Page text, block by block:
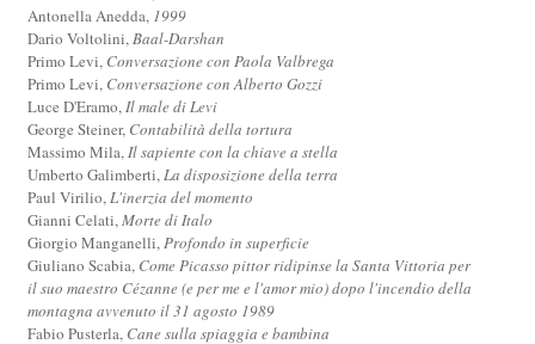
Antonella Anedda, 1999
Dario Voltolini,Baal-Darshan
Primo Levi, Conversazione con Paola Valbrega
Primo Levi, Conversazione con Alberto Gozzi
Luce D'Eramo,Il male di Levi
George Steiner, Contabilità della tortura
Massimo Mila,Il sapiente con la chiave a stella
Umberto Galimberti,La disposizione della terra
Paul Virilio,L'inerzia del momento
Gianni Celati,Morte di Italo
Giorgio Manganelli,Profondo in superficie
Giuliano Scabia, Come Picasso pittor ridipinse la Santa Vittoria per
il suo maestro Cézanne (e per me e l'amor mio) dopo l'incendio della
montagna avvenuto il 31 agosto 1989
Fabio Pusterla, Cane sulla spiaggia e bambina